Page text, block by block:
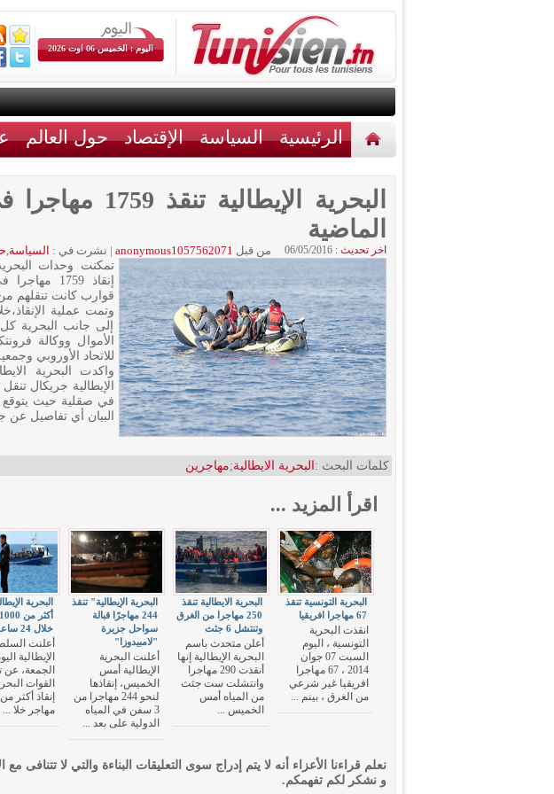
اليوم : الخميس 06 اوت 2026
الرئيسية السياسة الإقتصاد حول العالم
الماضية
اخر تحديث : 06/05/2016 من قبل anonymous1057562071
| نشرت في : السياسة,
تمكنت وحدات البحرية
قوارب كانت تنقلهم من
وتمت عملية
إلى جانب البحرية
الأموال ووكالة
للاتحاد الأوروبي
واكدت البحرية
الإيطالية جريكال
في صقلية حيث
البيان أي تفاصيل عن
كلمات البحث : البحرية الايطالية;مهاجرين
اقرأ المزيد ...
البحرية
خلال 24 ساعة
أعلنت
الإيطالية
الجمعة، عن
القوات
مهاجر خلا ...
البحرية الإيطالية" تنقذ
244 مهاجرًا قبالة
سواحل جزيرة
"لامبيدوزا"
أعلنت البحرية
الإيطالية أمس
الخميس، إنقاذها
لنحو 244 مهاجرا من
3 سفن في المياه
الدولية على بعد ...
البحرية الايطالية تنقذ
250 مهاجرا من الغرق
وتنتشل 6 جثث
أعلن متحدث باسم
البحرية الإيطالية إنها
أنقذت 290 مهاجرا
وانتشلت ست جثث
من المياه أمس
الخميس ...
البحرية التونسية تنقذ
67 مهاجرا افريقيا
انقذت البحرية
التونسية ، اليوم
السبت 07 جوان
2014 ، 67 مهاجرا
افريقيا غير شرعي
من الغرق ، بينم ...
نعلم قراءنا الأعزاء أنه لا يتم إدراج سوى التعليقات البناءة والتي لا تتنافى مع
و نشكر لكم تفهمكم.